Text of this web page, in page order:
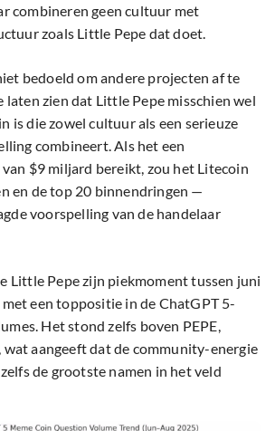
combineren geen cultuur met
zoals Little Pepe dat doet.
bedoeld om andere projecten af te
laten zien dat Little Pepe misschien wel
is die zowel cultuur als een serieuze
combineert. Als het een
$9 miljard bereikt, zou het Litecoin
en de top 20 binnendringen —
voorspelling van de handelaar
Little Pepe zijn piekmoment tussen juni
een toppositie in de ChatGPT 5-
Het stond zelfs boven PEPE,
wat aangeeft dat de community-energie
de grootste namen in het veld